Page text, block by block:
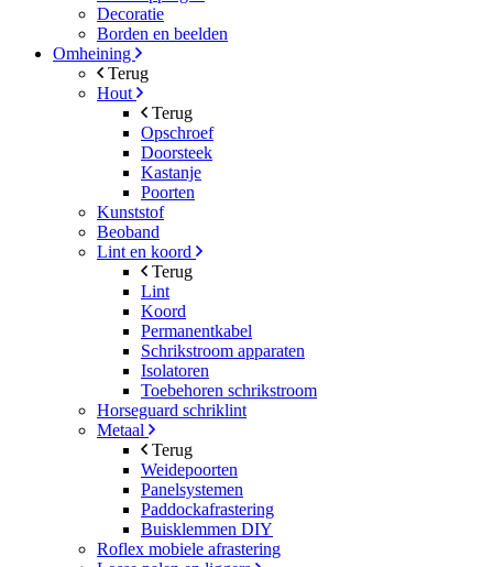
Decoratie
Borden en beelden
Omheining
Terug
Hout
Terug
Opschroef
Doorsteek
Kastanje
Poorten
Kunststof
Beoband
Lint en koord
Terug
Lint
Koord
Permanentkabel
Schrikstroom apparaten
Isolatoren
Toebehoren schrikstroom
Horseguard schriklint
Metaal
Terug
Weidepoorten
Panelsystemen
Paddockafrastering
Buisklemmen DIY
Roflex mobiele afrastering